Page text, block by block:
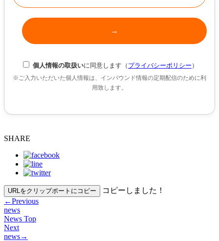
個人情報の取扱いに同意します（ プライバシーポリシー ）
※ご入力いただいた個人情報は、インバウンド情報の定期配信のために利
用致します。
SHARE
URLをクリップポートにコピー
コピーしました！
←Previous
news
News Top
Next
news→